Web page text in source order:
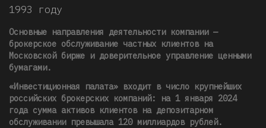
1993 году
Основные направления деятельности компании —
брокерское обслуживание частных клиентов на
Московской бирже и доверительное управление ценными
бумагами.
«Инвестиционная палата» входит в число крупнейших
российских брокерских компаний: на 1 января 2024
года сумма активов клиентов на депозитарном
обслуживании превышала 120 миллиардов рублей.